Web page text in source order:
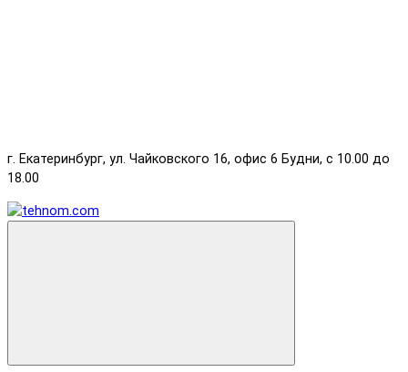
г. Екатеринбург, ул. Чайковского 16, офис 6 Будни, с 10.00 до
18.00